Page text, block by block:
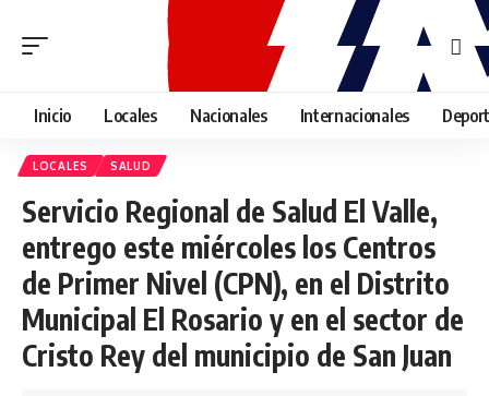
Inicio Locales Nacionales Internacionales
LOCALES SALUD
Servicio Regional de Salud El Valle,
entrego este miércoles los Centros
de Primer Nivel (CPN), en el Distrito
Municipal El Rosario y en el sector de
Cristo Rey del municipio de San Juan